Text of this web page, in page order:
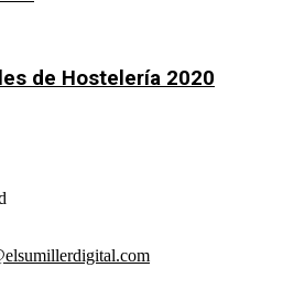
de Hostelería 2020